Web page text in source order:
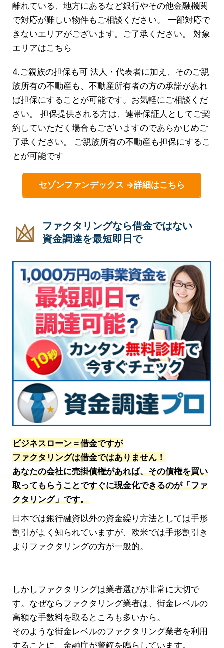
離れている、地方にあるなど銀行やその他金融機関
で対応が難しい物件もご相談ください。 一部対応で
きないエリアがございます。ご了承ください。 対象
エリアはこちら
4.ご親族の担保も可 法人・代表者に加え、そのご親
族所有の不動産も、不動産所有者の方の承諾があれ
ば担保にすることが可能です。お気軽にご相談くだ
さい。 担保提供される方は、連帯保証人としてご契
約していただく場合もございますのであらかじめご
了承ください。 ご親族所有の不動産も担保にするこ
とが可能です
セゾンファンデックス →詳細はこちら
ファクタリングなら借金ではない
資金調達を最短即日で
ビジネスローン＝借金ですが
ファクタリングは借金ではありません！
あなたの会社に売掛債権があれば、その債権を買い
取ってもらうことですぐに現金化できるのが「ファ
クタリング」です。
日本では銀行融資以外の資金繰り方法としては手形
割引がよく知られていますが、欧米では手形割引き
よりファクタリングの方が一般的。
しかしファクタリングは業者選びが非常に大切で
す。なぜならファクタリング業者は、街金レベルの
高額な手数料を取るところも多いから。
そのような街金レベルのファクタリング業者を利用
することに、金融庁が警鐘を鳴らしています。